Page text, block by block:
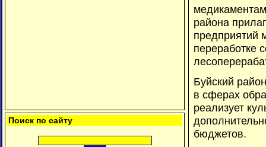
Поиск по сайту
района
предприятий
переработке
Буйский
в сферах
реализует
бюджетов.